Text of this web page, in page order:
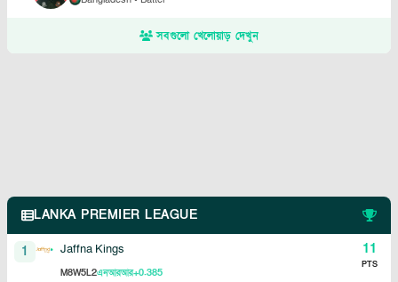
সবগুলো খেলোয়াড় দেখুন
LANKA PREMIER LEAGUE
1 Jaffna Kings
M8W5L2এনআরআর+0.385
11
PTS